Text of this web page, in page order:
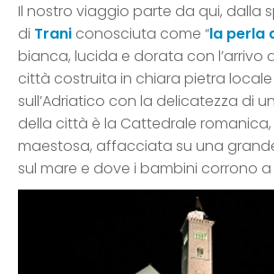
Il nostro viaggio parte da qui, dalla
di Trani conosciuta come “la perla
bianca, lucida e dorata con l’arrivo
città costruita in chiara pietra
sull’Adriatico con la delicatezza di
della città è la Cattedrale
maestosa, affacciata su una
sul mare e dove i bambini corrono